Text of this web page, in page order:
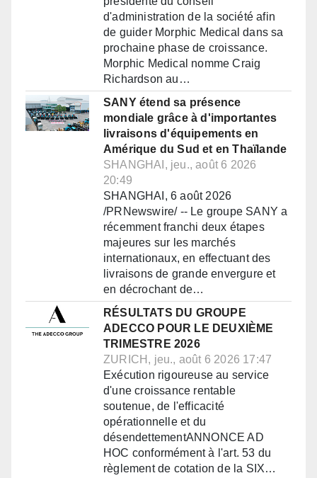
d'administration de la société afin
de guider Morphic Medical dans sa
prochaine phase de croissance.
Morphic Medical nomme Craig
Richardson au…
SANY étend sa présence
mondiale grâce à d'importantes
livraisons d'équipements en
Amérique du Sud et en Thaïlande
SHANGHAI, jeu., août 6 2026
20:49
SHANGHAI, 6 août 2026
/PRNewswire/ -- Le groupe SANY a
récemment franchi deux étapes
majeures sur les marchés
internationaux, en effectuant des
livraisons de grande envergure et
en décrochant de…
RÉSULTATS DU GROUPE
ADECCO POUR LE DEUXIÈME
TRIMESTRE 2026
ZURICH, jeu., août 6 2026 17:47
Exécution rigoureuse au service
d'une croissance rentable
soutenue, de l'efficacité
opérationnelle et du
désendettementANNONCE AD
HOC conformément à l'art. 53 du
règlement de cotation de la SIX…